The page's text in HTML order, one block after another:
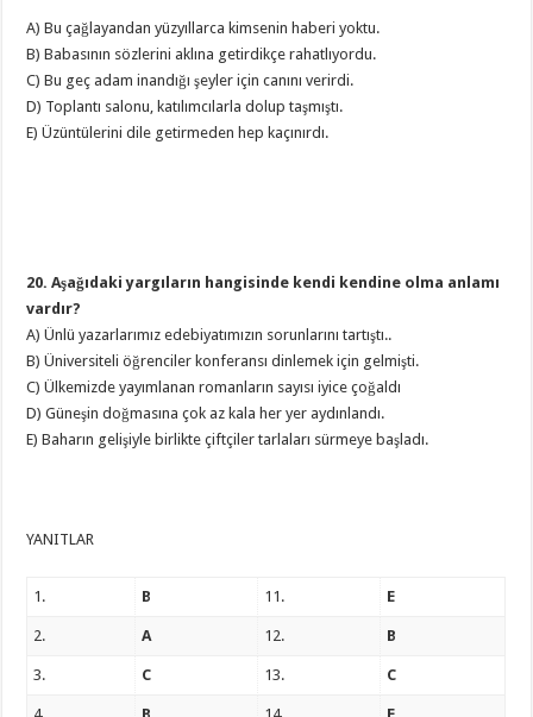
A) Bu çağlayandan yüzyıllarca kimsenin haberi yoktu.
B) Babasının sözlerini aklına getirdikçe rahatlıyordu.
C) Bu geç adam inandığı şeyler için canını verirdi.
D) Toplantı salonu, katılımcılarla dolup taşmıştı.
E) Üzüntülerini dile getirmeden hep kaçınırdı.
20. Aşağıdaki yargıların hangisinde kendi kendine olma anlamı
vardır?
A) Ünlü yazarlarımız edebiyatımızın sorunlarını tartıştı..
B) Üniversiteli öğrenciler konferansı dinlemek için gelmişti.
C) Ülkemizde yayımlanan romanların sayısı iyice çoğaldı
D) Güneşin doğmasına çok az kala her yer aydınlandı.
E) Baharın gelişiyle birlikte çiftçiler tarlaları sürmeye başladı.
YANITLAR
1. B 11. E
2. A 12. B
3. C 13. C